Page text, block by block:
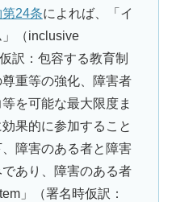
24条によれば、「イ
（inclusive
訳：包容する教育制
重等の強化、障害者
を可能な最大限度ま
果的に参加すること
障害のある者と障害
あり、障害のある者
」（署名時仮訳：